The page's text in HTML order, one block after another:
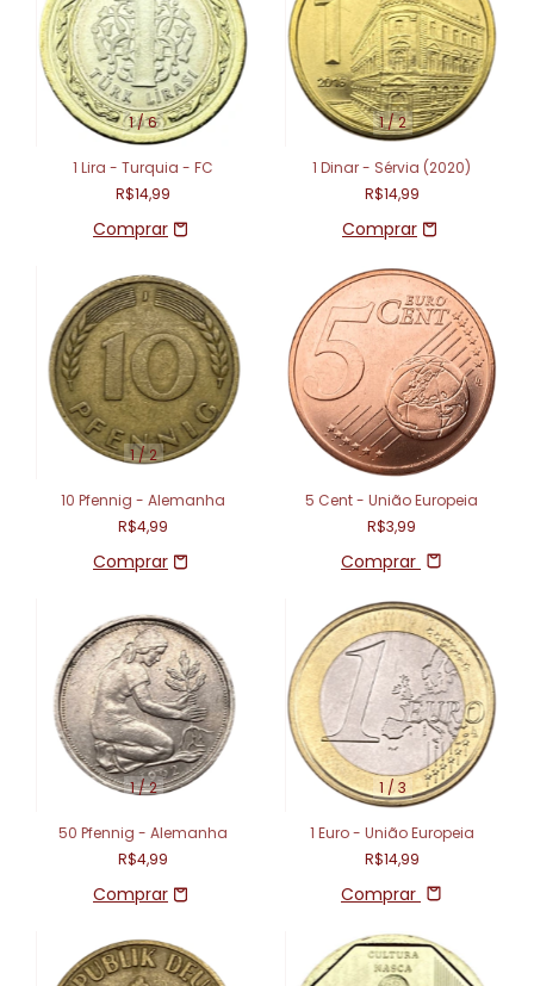
1/6
1 Lira - Turquia - FC
R$14,99
1/2
1 Dinar - Sérvia (2020)
R$14,99
1/2
10 Pfennig - Alemanha
R$4,99
5 Cent - União Europeia
R$3,99
Comprar
1/2
50 Pfennig - Alemanha
R$4,99
1 / 3
1 Euro - União Europeia
R$14,99
Comprar